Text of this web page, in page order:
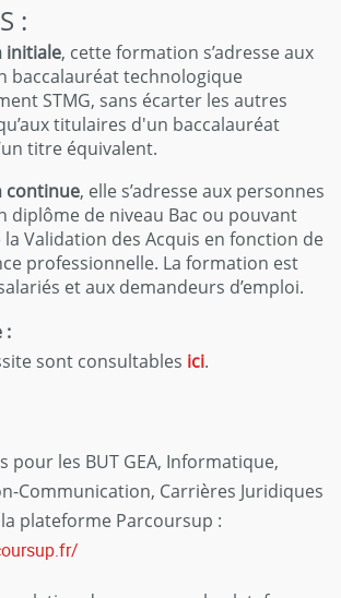
:
initiale, cette formation s’adresse aux
baccalauréat technologique
STMG, sans écarter les autres
titulaires d'un baccalauréat
titre équivalent.
continue, elle s’adresse aux personnes
diplôme de niveau Bac ou pouvant
Validation des Acquis en fonction de
professionnelle. La formation est
et aux demandeurs d’emploi.
:
sont consultables ici.
pour les BUT GEA, Informatique,
Communication, Carrières Juridiques
plateforme Parcoursup :